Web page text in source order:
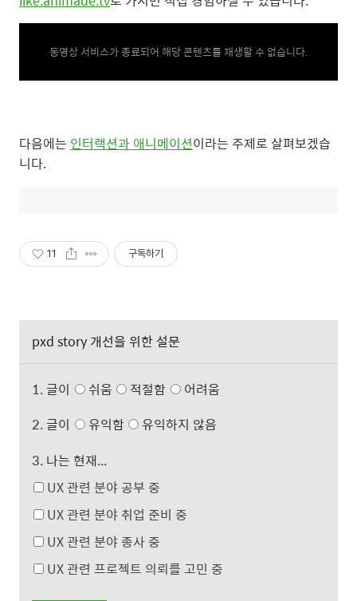
동영상 서비스가 종료되어 해당 콘텐츠를 재생할 수 없습니다.
다음에는 인터랙션과 애니메이션이라는 주제로 살펴보겠습
니다.
11 구독하기
pxd story 개선을 위한 설문
1. 글이 쉬움 적절함
어려움
2. 글이
유익함
유익하지 않음
3. 나는 현재...
UX 관련 분야 공부 중
UX 관련 분야 취업 준비 중
UX 관련 분야 종사 중
UX 관련 프로젝트 의뢰를 고민 중